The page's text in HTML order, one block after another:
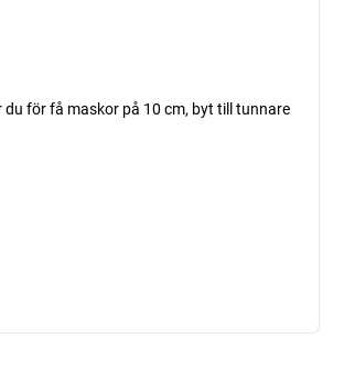
för få maskor på 10 cm, byt till tunnare